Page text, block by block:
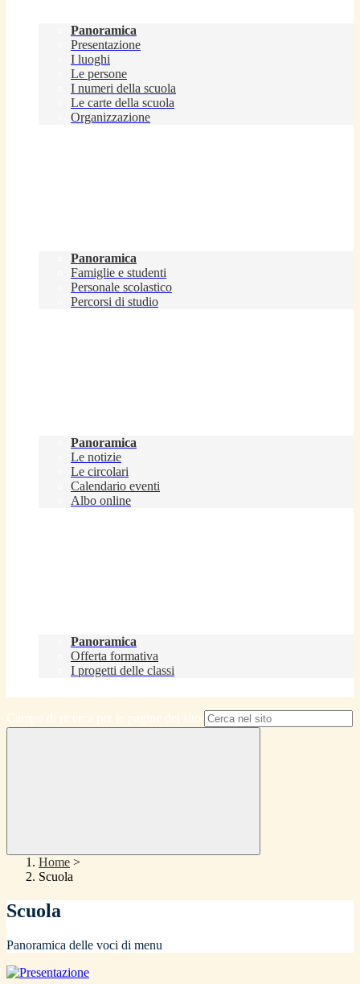
Panoramica
Presentazione
I luoghi
Le persone
I numeri della scuola
Le carte della scuola
Organizzazione
Panoramica
Famiglie e studenti
Personale scolastico
Percorsi di studio
Panoramica
Le notizie
Le circolari
Calendario eventi
Albo online
Panoramica
Offerta formativa
I progetti delle classi
Campo di ricerca per le pagine del sito
Home >
Scuola
Scuola
Panoramica delle voci di menu